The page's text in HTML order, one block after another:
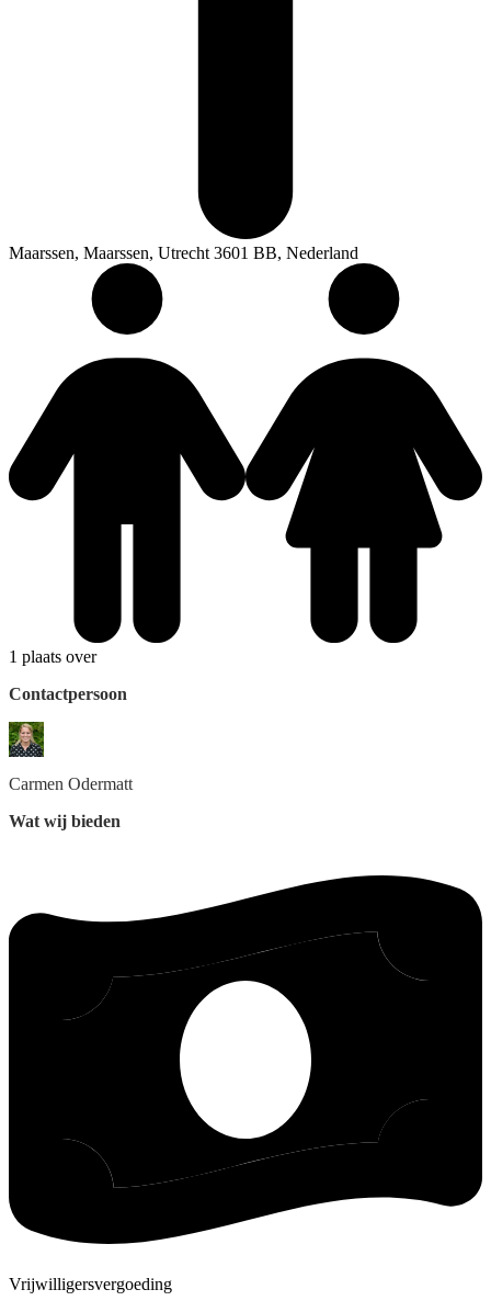
Maarssen, Maarssen, Utrecht 3601 BB, Nederland
1 plaats over
Contactpersoon
Carmen Odermatt
Wat wij bieden
Vrijwilligersvergoeding